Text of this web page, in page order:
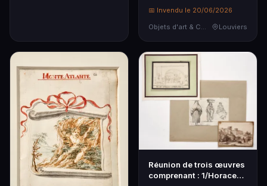
📅 Invendu le 20/06/2026
Louviers
Réunion de trois œuvres
comprenant : 1/Horace